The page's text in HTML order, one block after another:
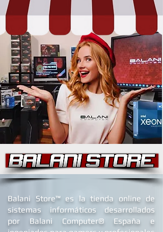
Balani Store™ es la tienda online de
sistemas informáticos desarrollados